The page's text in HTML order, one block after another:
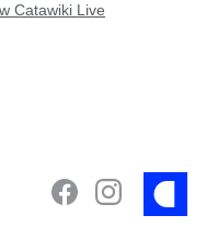
Catawiki Live